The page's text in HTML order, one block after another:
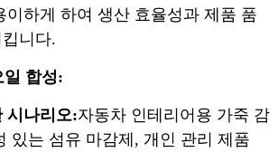
이하게 하여 생산 효율성과 제품 품
니다.
일 합성:
시나리오:자동차 인테리어용 가죽 감
있는 섬유 마감제, 개인 관리 제품